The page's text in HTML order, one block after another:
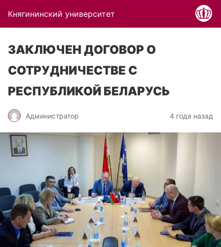
Княгининский университет
ЗАКЛЮЧЕН ДОГОВОР О
СОТРУДНИЧЕСТВЕ С
РЕСПУБЛИКОЙ БЕЛАРУСЬ
Администратор 4 года назад